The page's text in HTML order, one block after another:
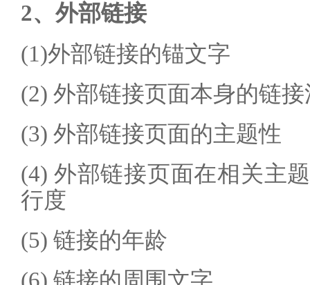
2、外部链接
(1)外部链接的锚文字
(2) 外部链接页面本身的链
(3) 外部链接页面的主题性
(4) 外部链接页面在相关主
行度
(5) 链接的年龄